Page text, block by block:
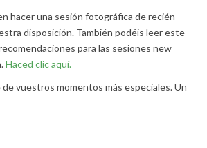
hacer una sesión fotográfica de recién
disposición. También podéis leer este
para las sesiones new
Haced clic aquí.
vuestros momentos más especiales. Un